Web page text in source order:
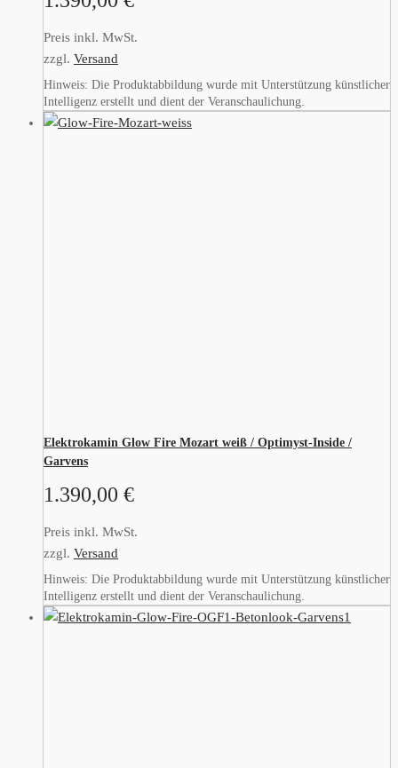
Preis inkl. MwSt.
zzgl. Versand
Hinweis: Die Produktabbildung wurde mit Unterstützung künstlicher
Intelligenz erstellt und dient der Veranschaulichung.
Elektrokamin Glow Fire Mozart weiß / Optimyst-Inside /
Garvens
1.390,00 €
Preis inkl. MwSt.
zzgl. Versand
Hinweis: Die Produktabbildung wurde mit Unterstützung künstlicher
Intelligenz erstellt und dient der Veranschaulichung.